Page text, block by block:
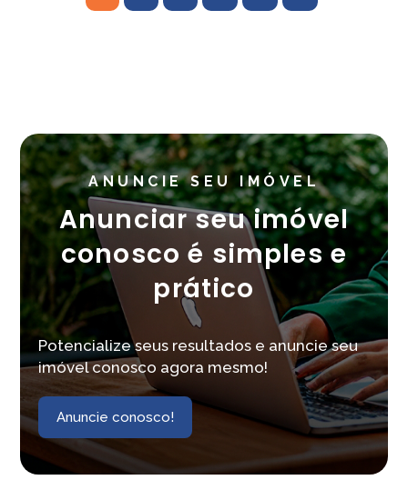
ANUNCIE SEU IMÓVEL
Anunciar seu imóvel
conosco é simples e
prático
Potencialize seus resultados e anuncie seu
imóvel conosco agora mesmo!
Anuncie conosco!